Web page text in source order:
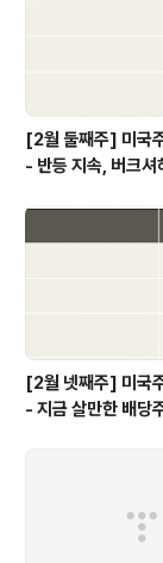
부양책의 규모가 커지
높아지고 이렇게 생긴
[2월 둘째주] 미국
- 반등 지속, 버크셔
[2월 넷째주] 미국
- 지금 살만한 배당